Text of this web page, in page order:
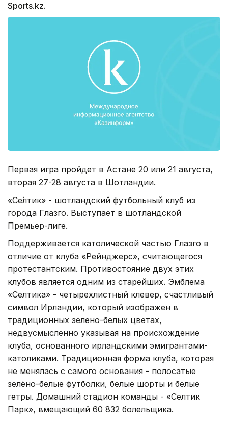
Sports.kz.
Первая игра пройдет в Астане 20 или 21 августа,
вторая 27-28 августа в Шотландии.
«Се́лтик» - шотландский футбольный клуб из
города Глазго. Выступает в шотландской
Премьер-лиге.
Поддерживается католической частью Глазго в
отличие от клуба «Рейнджерс», считающегося
протестантским. Противостояние двух этих
клубов является одним из старейших. Эмблема
«Селтика» - четырехлистный клевер, счастливый
символ Ирландии, который изображен в
традиционных зелено-белых цветах,
недвусмысленно указывая на происхождение
клуба, основанного ирландскими эмигрантами-
католиками. Традиционная форма клуба, которая
не менялась с самого основания - полосатые
зелёно-белые футболки, белые шорты и белые
гетры. Домашний стадион команды - «Селтик
Парк», вмещающий 60 832 болельщика.